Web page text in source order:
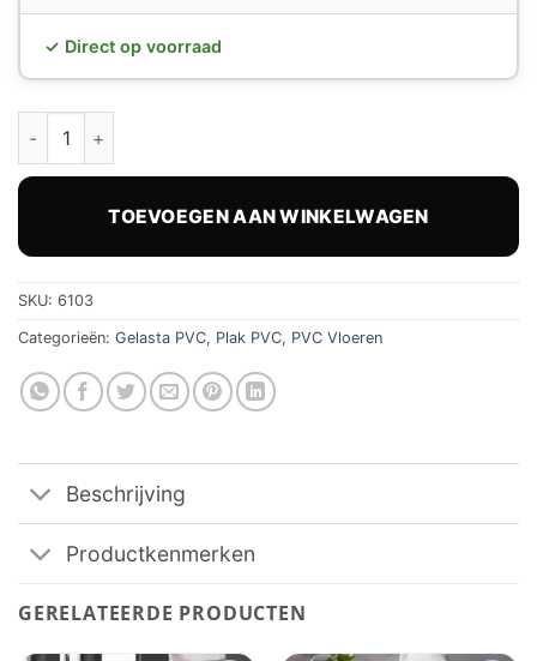
✓ Direct op voorraad
TOEVOEGEN AAN WINKELWAGEN
SKU: 6103
Categorieën: Gelasta PVC, Plak PVC, PVC Vloeren
Beschrijving
Productkenmerken
GERELATEERDE PRODUCTEN